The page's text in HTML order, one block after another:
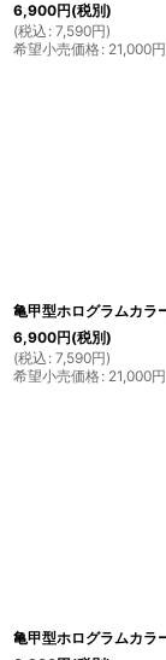
6,900円(税別)
(税込 : 7,590円)
希望小売価格: 21,000円
亀甲型ホログラムカ
6,900円(税別)
(税込 : 7,590円)
希望小売価格: 21,000円
亀甲型ホログラムカ